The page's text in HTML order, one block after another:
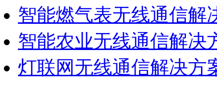
智能燃气表无线通信解
智能农业无线通信解决
灯联网无线通信解决方